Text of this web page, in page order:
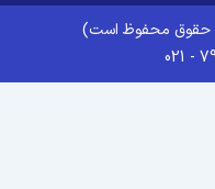
حقوق محفوظ است)